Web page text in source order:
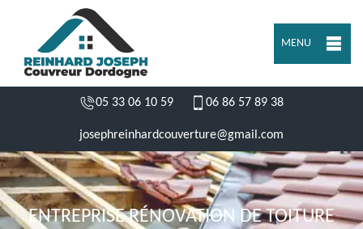
MENU
05 33 06 10 59 06 86 57 89 38
josephreinhardcouverture@gmail.com
ENTREPRISE RÉNOVATION DE TOITURE